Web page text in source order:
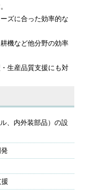
ズに合った効率的な
機など他分野の効率
生産品質支援にも対
、内外装部品）の設